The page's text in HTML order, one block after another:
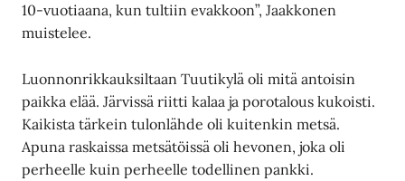
10-vuotiaana, kun tultiin evakkoon”, Jaakkonen
muistelee.
Luonnonrikkauksiltaan Tuutikylä oli mitä antoisin
paikka elää. Järvissä riitti kalaa ja porotalous kukoisti.
Kaikista tärkein tulonlähde oli kuitenkin metsä.
Apuna raskaissa metsätöissä oli hevonen, joka oli
perheelle kuin perheelle todellinen pankki.